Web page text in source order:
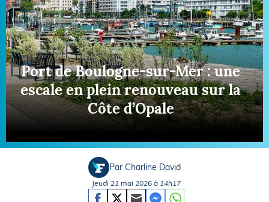
Port de Boulogne-sur-Mer : une
escale en plein renouveau sur la
Côte d’Opale
Par Charline David
Jeudi 21 mai 2026 à 14h17